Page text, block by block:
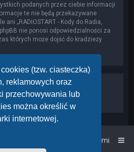
(tzw. ciasteczka)
reklamowych oraz
przechowywania lub
można określić w
internetowej.
podanych przez ciebie informacji
te nie będą przekazywane
„RADIOSTART - Kody do Radia,
nie ponosi odpowiedzialności za
których może dojść do kradzieży
Kontakt z nami